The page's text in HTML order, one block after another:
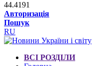
44.4191
Авторизація
Пошук
RU
ВСІ РОЗДІЛИ